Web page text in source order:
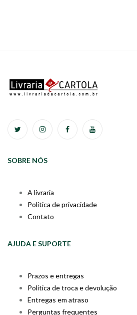
SOBRE NÓS
A livraria
Política de privacidade
Contato
AJUDA E SUPORTE
Prazos e entregas
Política de troca e devolução
Entregas em atraso
Perguntas frequentes